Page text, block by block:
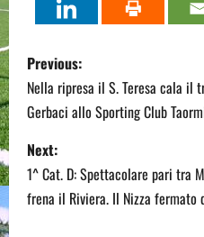
P
o
s
t
n
Previous:
Nella ripresa il S. Teresa cala il
Gerbaci allo Sporting Club
Next:
1^ Cat. D: Spettacolare pari tra
frena il Riviera. Il Nizza fermato